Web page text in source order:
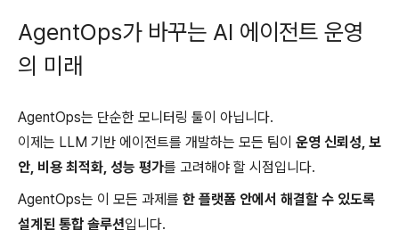
AgentOps가 바꾸는 AI 에이전트 운영
의 미래
AgentOps는 단순한 모니터링 툴이 아닙니다.
이제는 LLM 기반 에이전트를 개발하는 모든 팀이 운영 신뢰성, 보
안, 비용 최적화, 성능 평가를 고려해야 할 시점입니다.
AgentOps는 이 모든 과제를 한 플랫폼 안에서 해결할 수 있도록
설계된 통합 솔루션입니다.